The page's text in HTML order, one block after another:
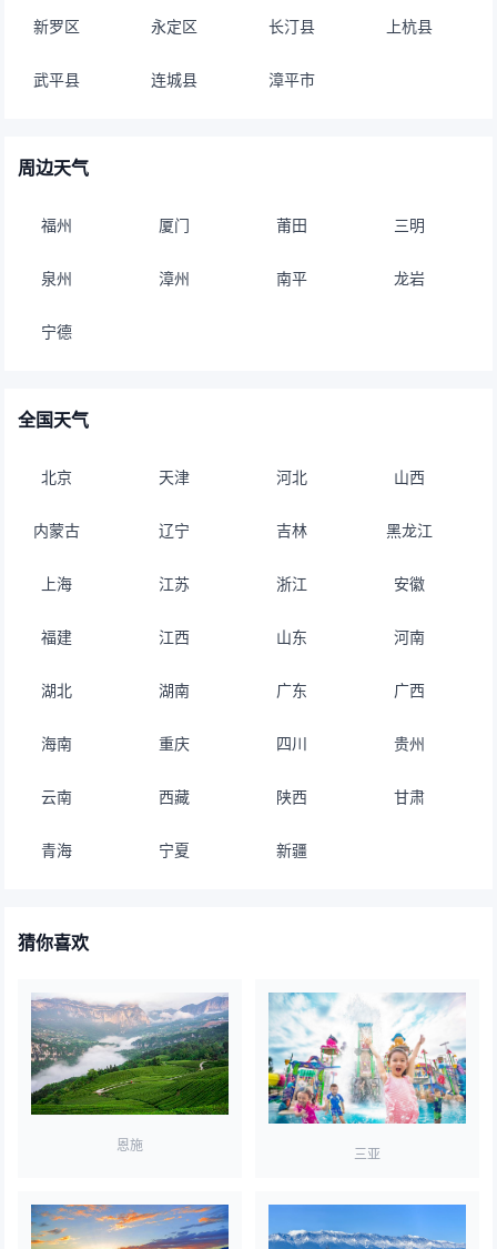
新罗区 永定区 长汀县 上杭县
武平县 连城县 漳平市
周边天气
福州 厦门 莆田 三明
泉州 漳州 南平 龙岩
宁德
全国天气
北京 天津 河北 山西
内蒙古 辽宁 吉林 黑龙江
上海 江苏 浙江 安徽
福建 江西 山东 河南
湖北 湖南 广东 广西
海南 重庆 四川 贵州
云南 西藏 陕西 甘肃
青海 宁夏 新疆
猜你喜欢
恩施
三亚